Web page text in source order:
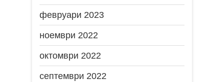
февруари 2023
ноември 2022
октомври 2022
септември 2022